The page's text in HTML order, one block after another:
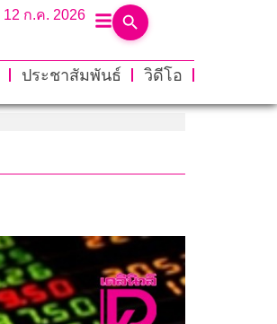
12 ก.ค. 2026
ประชาสัมพันธ์
วิดีโอ